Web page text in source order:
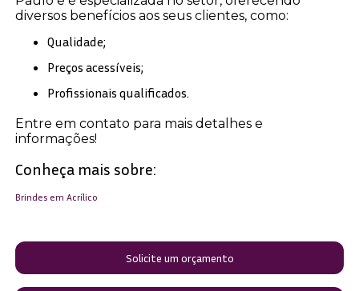
diversos benefícios aos seus clientes, como:
Qualidade;
Preços acessíveis;
Profissionais qualificados.
Entre em contato para mais detalhes e
informações!
Conheça mais sobre:
Brindes em Acrílico
Solicite um orçamento